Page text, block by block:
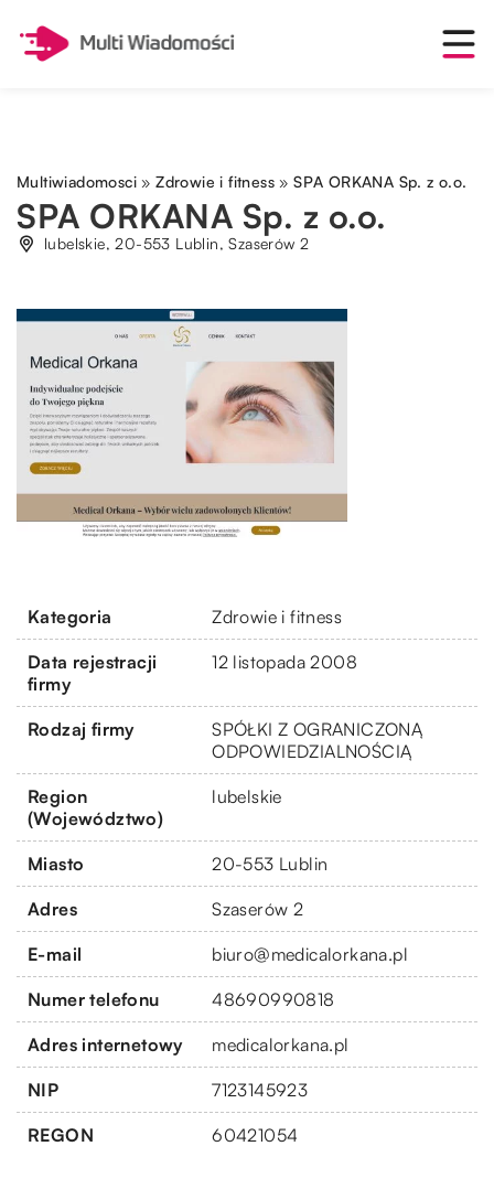
Multiwiadomosci »Zdrowie i fitness »SPA ORKANA Sp. z o.o.
SPA ORKANA Sp. z o.o.
lubelskie, 20-553 Lublin, Szaserów 2
Kategoria Zdrowie i fitness
Data rejestracji
firmy
12 listopada 2008
Rodzaj firmy
SPÓŁKI Z OGRANICZONĄ
ODPOWIEDZIALNOŚCIĄ
Region
(Województwo)
lubelskie
Miasto 20-553 Lublin
Adres Szaserów 2
E-mail biuro@medicalorkana.pl
Numer telefonu 48690990818
Adres internetowy medicalorkana.pl
NIP 7123145923
REGON 60421054